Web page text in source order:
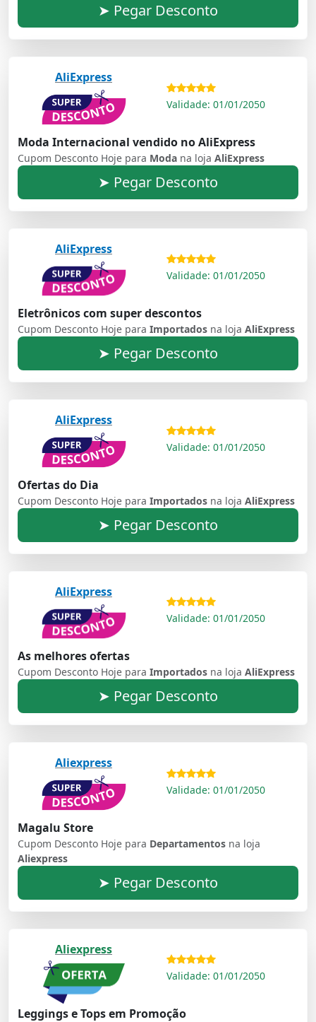
➤ Pegar Desconto
AliExpress
Validade: 01/01/2050
Moda Internacional vendido no AliExpress
Cupom Desconto Hoje para Moda na loja AliExpress
➤ Pegar Desconto
AliExpress
Validade: 01/01/2050
Eletrônicos com super descontos
Cupom Desconto Hoje para Importados na loja AliExpress
➤ Pegar Desconto
AliExpress
Validade: 01/01/2050
Ofertas do Dia
Cupom Desconto Hoje para Importados na loja AliExpress
➤ Pegar Desconto
AliExpress
Validade: 01/01/2050
As melhores ofertas
Cupom Desconto Hoje para Importados na loja AliExpress
➤ Pegar Desconto
Aliexpress
Validade: 01/01/2050
Magalu Store
Cupom Desconto Hoje para Departamentos na loja
Aliexpress
➤ Pegar Desconto
Aliexpress
Validade: 01/01/2050
Leggings e Tops em Promoção